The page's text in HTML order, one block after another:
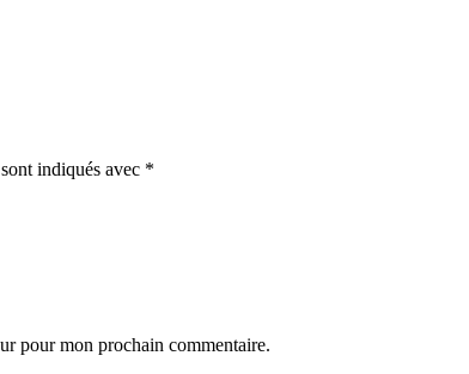
indiqués avec *
pour mon prochain commentaire.